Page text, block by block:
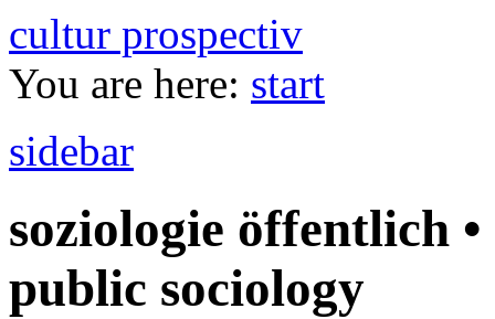
cultur prospectiv
You are here: start
sidebar
soziologie öffentlich
public sociology